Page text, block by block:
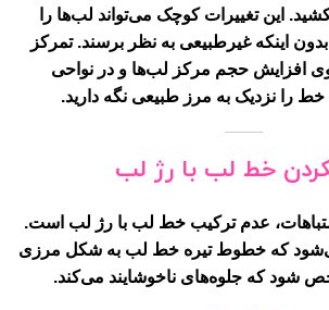
این تغییرات کوچک می‌تواند لب‌ها را
اینکه غیرطبیعی به نظر برسند. تمرکز
افزایش حجم مرکز لب‌ها و در نواحی
را نزدیک به مرز طبیعی نگه دارید.
عدم ترکیب خط لب با رژ لب است.
که خطوط تیره خط لب به شکل مرزی
شود که جلوه‌های ناخوشایند می‌کند.